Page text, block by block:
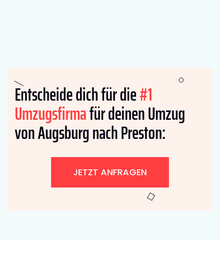
Entscheide dich für die#1
Umzugsfirmafür deinen Umzug
von Augsburg nach Preston:
JETZT ANFRAGEN